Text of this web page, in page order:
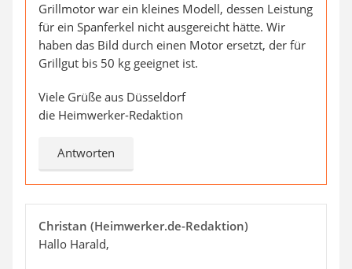
Grillmotor war ein kleines Modell, dessen Leistung
für ein Spanferkel nicht ausgereicht hätte. Wir
haben das Bild durch einen Motor ersetzt, der für
Grillgut bis 50 kg geeignet ist.
Viele Grüße aus Düsseldorf
die Heimwerker-Redaktion
Antworten
Christan (Heimwerker.de-Redaktion)
Hallo Harald,